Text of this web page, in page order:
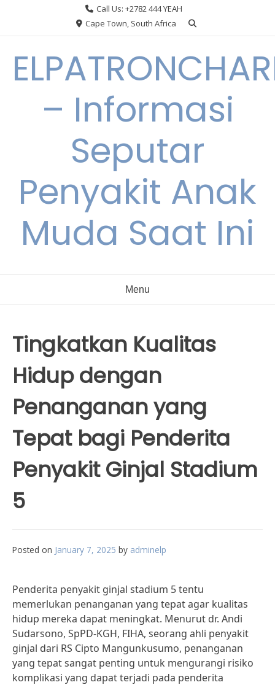
Call Us: +2782 444 YEAH
Cape Town, South Africa
– Informasi
Seputar
Penyakit Anak
Muda Saat Ini
Menu
Tingkatkan Kualitas
Hidup dengan
Penanganan yang
Tepat bagi Penderita
Penyakit Ginjal Stadium
5
Posted on January 7, 2025 by adminelp
Penderita penyakit ginjal stadium 5 tentu
memerlukan penanganan yang tepat agar kualitas
hidup mereka dapat meningkat. Menurut dr. Andi
Sudarsono, SpPD-KGH, FIHA, seorang ahli penyakit
ginjal dari RS Cipto Mangunkusumo, penanganan
yang tepat sangat penting untuk mengurangi risiko
komplikasi yang dapat terjadi pada penderita